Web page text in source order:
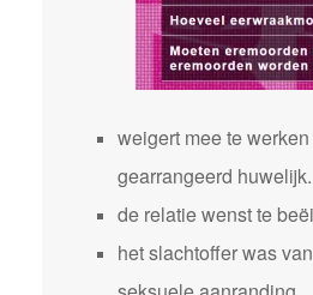
weigert mee te
gearrangeerd huwelijk.
de relatie wenst te
het slachtoffer was